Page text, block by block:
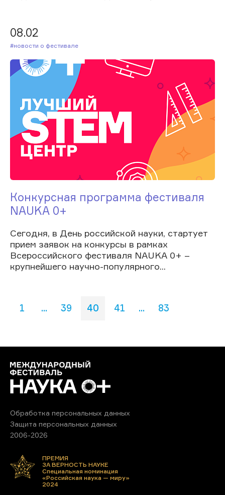
08.02
#Новости о фестивале
Конкурсная программа фестиваля
NAUKA 0+
Сегодня, в День российской науки, стартует
прием заявок на конкурсы в рамках
Всероссийского фестиваля NAUKA 0+ –
крупнейшего научно-популярного...
1 ... 39 40 41 ... 83
Обработка персональных данных
Защита персональных данных
2006-2026
ПРЕМИЯ
ЗА ВЕРНОСТЬ НАУКЕ
Специальная номинация
«Российская наука — миру»
2024